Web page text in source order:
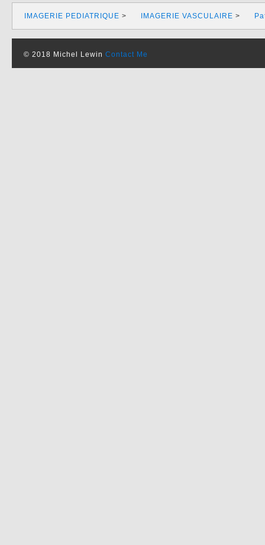
IMAGERIE PEDIATRIQUE > IMAGERIE VASCULAIRE >
© 2018 Michel Lewin Contact Me